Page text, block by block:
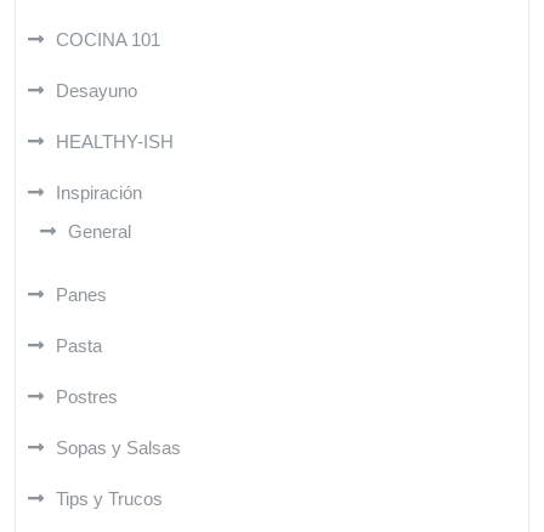
COCINA 101
Desayuno
HEALTHY-ISH
Inspiración
General
Panes
Pasta
Postres
Sopas y Salsas
Tips y Trucos